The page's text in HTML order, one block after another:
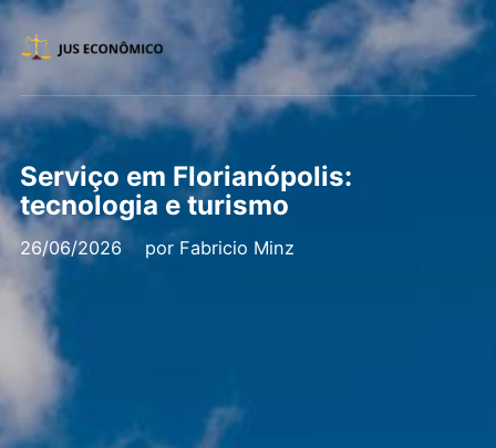
Serviço em Florianópolis:
tecnologia e turismo
26/06/2026 por Fabricio Minz